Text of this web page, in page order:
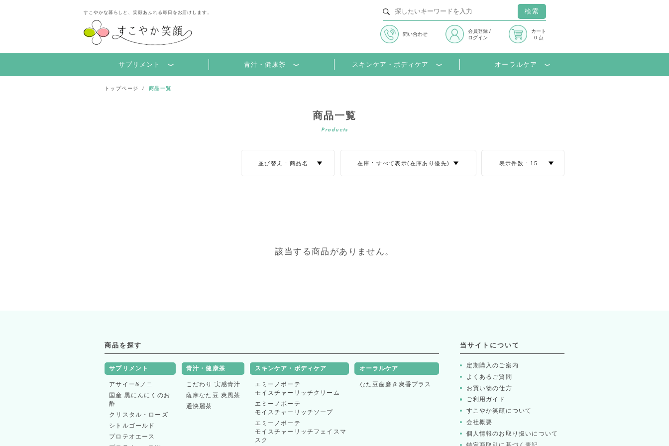
すこやかな暮らしと、笑顔あふれる毎日をお届けします。 検索
問い合わせ
会員登録/
ログイン
カート
0 点
サプリメント 青汁・健康茶 スキンケア・ボディケア オーラルケア
トップページ 商品一覧
商品一覧
Products
在庫
並べ替え
並び替え : 商品名 在庫 :すべて表示(在庫あり優先) 表示件数 : 15
該当する商品がありません。
商品を探す
サプリメント
アサイー&ノニ
国産 黒にんにくのお
酢
クリスタル・ローズ
シトルゴールド
プロテオエース
青汁・健康茶
こだわり 実感青汁
薩摩なた豆 爽風茶
通快麗茶
スキンケア・ボディケア
エミーノボーテ
モイスチャーリッチクリーム
エミーノボーテ
モイスチャーリッチソープ
エミーノボーテ
モイスチャーリッチフェイスマ
スク
オーラルケア
なた豆歯磨き爽香プラス
当サイトについて
定期購入のご案内
よくあるご質問
お買い物の仕方
ご利用ガイド
すこやか笑顔について
会社概要
個人情報のお取り扱いについて